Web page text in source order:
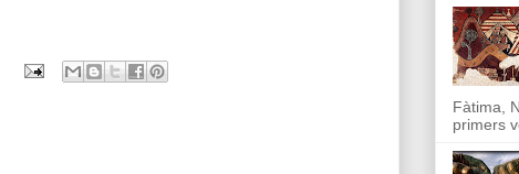
Fàtima,
primers